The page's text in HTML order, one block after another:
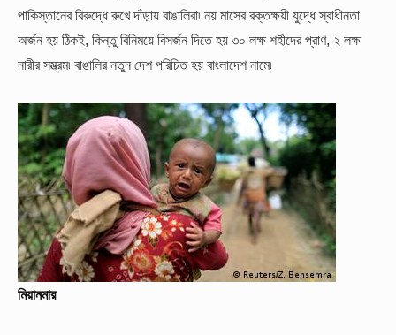
পাকিস্তানের বিরুদ্ধে রুখে দাঁড়ায় বাঙালিরা৷ নয় মাসের রক্তক্ষয়ী যুদ্ধে স্বাধীনতা
অর্জন হয় ঠিকই, কিন্তু বিনিময়ে বিসর্জন দিতে হয় ৩০ লক্ষ শহীদের প্রাণ, ২ লক্ষ
নারীর সম্ভ্রম৷ বাঙালির নতুন দেশ পরিচিত হয় বাংলাদেশ নামে৷
মিয়ানমার